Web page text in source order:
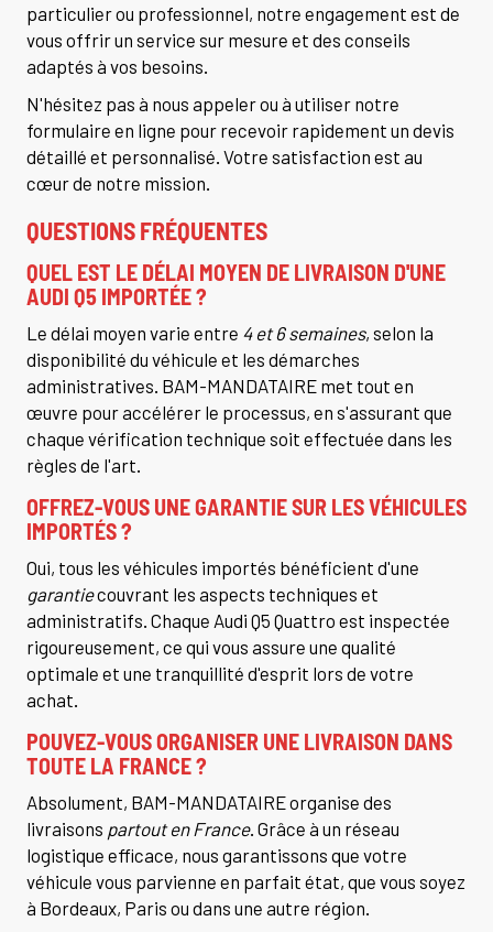
particulier ou professionnel, notre engagement est de
vous offrir un service sur mesure et des conseils
adaptés à vos besoins.
N'hésitez pas à nous appeler ou à utiliser notre
formulaire en ligne pour recevoir rapidement un devis
détaillé et personnalisé. Votre satisfaction est au
cœur de notre mission.
QUESTIONS FRÉQUENTES
QUEL EST LE DÉLAI MOYEN DE LIVRAISON D'UNE
AUDI Q5 IMPORTÉE ?
Le délai moyen varie entre 4 et 6 semaines, selon la
disponibilité du véhicule et les démarches
administratives. BAM-MANDATAIRE met tout en
œuvre pour accélérer le processus, en s'assurant que
chaque vérification technique soit effectuée dans les
règles de l'art.
OFFREZ-VOUS UNE GARANTIE SUR LES VÉHICULES
IMPORTÉS ?
Oui, tous les véhicules importés bénéficient d'une
garantiecouvrant les aspects techniques et
administratifs. Chaque Audi Q5 Quattro est inspectée
rigoureusement, ce qui vous assure une qualité
optimale et une tranquillité d'esprit lors de votre
achat.
POUVEZ-VOUS ORGANISER UNE LIVRAISON DANS
TOUTE LA FRANCE ?
Absolument, BAM-MANDATAIRE organise des
livraisons partout en France. Grâce à un réseau
logistique efficace, nous garantissons que votre
véhicule vous parvienne en parfait état, que vous soyez
à Bordeaux, Paris ou dans une autre région.